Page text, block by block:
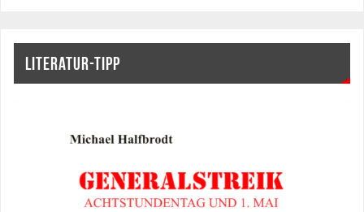
LITERATUR-TIPP